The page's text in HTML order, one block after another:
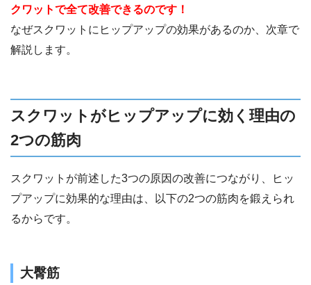
クワットで全て改善できるのです！
なぜスクワットにヒップアップの効果があるのか、次章で
解説します。
スクワットがヒップアップに効く理由の
2つの筋肉
スクワットが前述した3つの原因の改善につながり、ヒッ
プアップに効果的な理由は、以下の2つの筋肉を鍛えられ
るからです。
大臀筋